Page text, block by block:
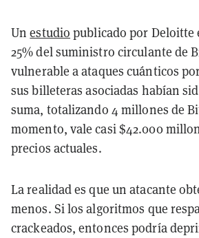
Unestudio publicado por Deloitte
25% del suministro circulante de
vulnerable a ataques cuánticos
sus billeteras asociadas habían
suma, totalizando 4 millones de
momento, vale casi $42.000
precios actuales.
La realidad es que un atacante
menos. Si los algoritmos que
crackeados, entonces podría